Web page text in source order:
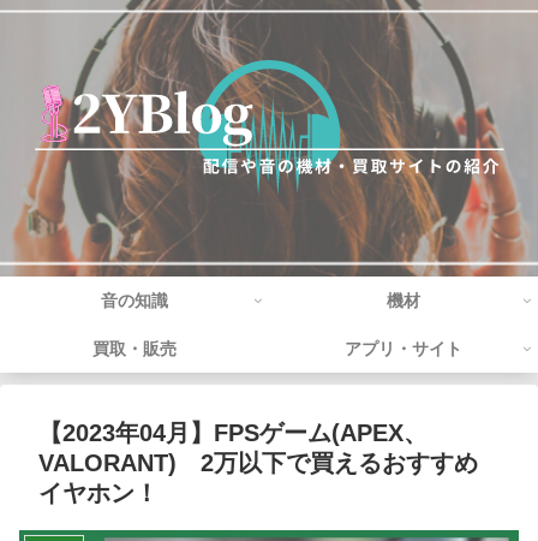
音の知識 機材
買取・販売 アプリ・サイト
【2023年04月】FPSゲーム(APEX、
VALORANT) 2万以下で買えるおすすめ
イヤホン！